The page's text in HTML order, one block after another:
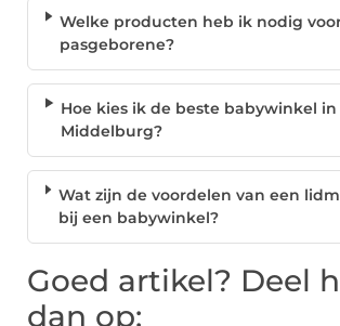
Welke producten heb ik nodig
pasgeborene?
Hoe kies ik de beste babywinkel in
Middelburg?
Wat zijn de voordelen van een
bij een babywinkel?
Goed artikel? Deel
dan op: